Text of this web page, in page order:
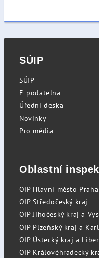
SÚIP
SÚIP
E-podatelna
Úřední deska
Novinky
Pro média
Oblastní
OIP Hlavní město Praha
OIP Středočeský kraj
OIP Jihočeský kraj a
OIP Plzeňský kraj a
OIP Ústecký kraj a
OIP Královéhradecký